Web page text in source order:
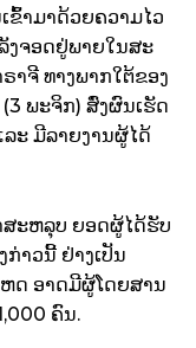
ຂົ້າມາດ້ວຍຄວາມໄວ
ງຈອດຢູ່ພາຍໃນສະ
າຈີ ທາງພາກໃຕ້ຂອງ
ພະຈິກ) ສົ່ງຜົນເຮັດ
ະ ມີລາຍງານຜູ້ໄດ້
ສະຫລຸບ ຍອດຜູ້ໄດ້ຮັບ
າວນີ້ ຢ່າງເປັນ
ຫດ ອາດມີຜູ້ໂດຍສານ
ຄົນ.